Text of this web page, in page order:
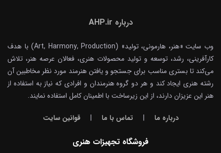
درباره AHP.ir
وب سایت «هنر، هارمونی، تولید» (Art, Harmony, Production) با هدف
کارآفرینی، رشد، توسعه و تولید محصولات هنری، فعالان عرصه هنر، تلاش
می‌کند تا بستری مناسب برای جستجو و یافتن هنرمند مورد نظر مخاطبین آن
رشته هنری ایجاد کند و هر دو گروه هنرمندان و افرادی که نیاز به استفاده از
هنر این عزیزان دارند، از این زیرساخت با اطمینان کامل استفاده نمایند.
درباره ما | تماس با ما |قوانین سایت
فروشگاه تجهیزات هنری